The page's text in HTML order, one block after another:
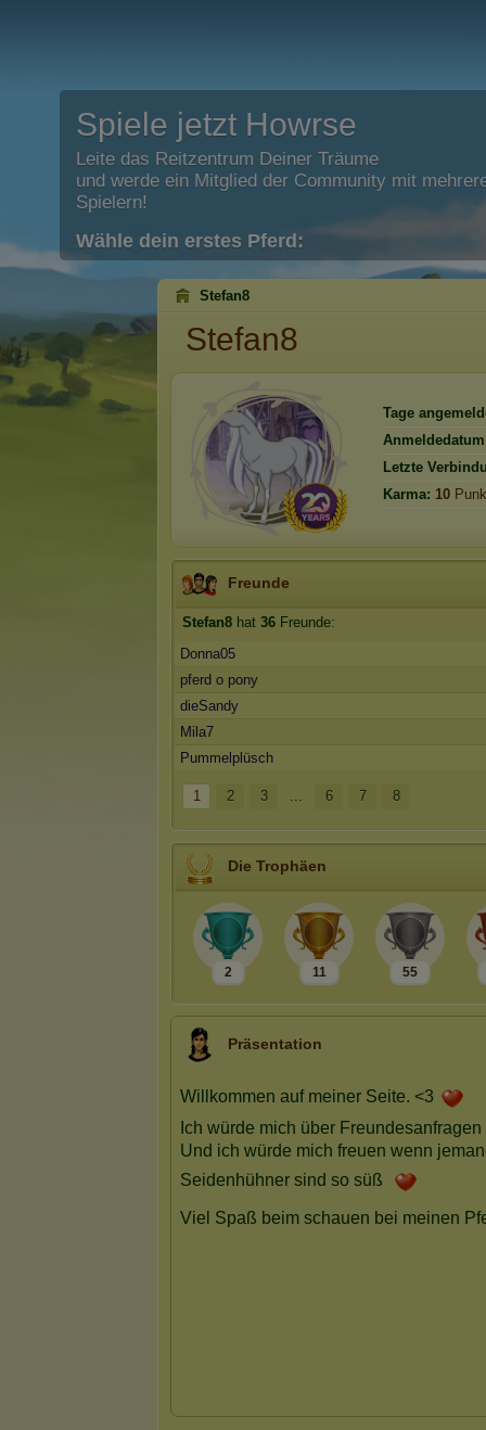
Spiele jetzt Howrse
Leite das Reitzentrum Deiner Träume
und werde ein Mitglied der Community mit
Spielern!
Wähle dein erstes Pferd:
Stefan8
Stefan8
Tage
Letzte
Karma: 10
Freunde
Stefan8 hat 36 Freunde:
Donna05
pferd o pony
dieSandy
Mila7
Pummelplüsch
1 2 3 ... 6 7 8
Die Trophäen
2 11 55
Präsentation